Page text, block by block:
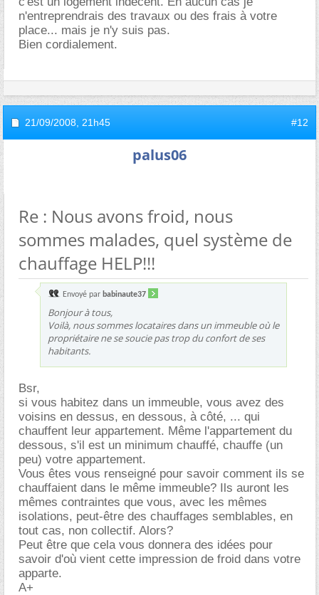
n'entreprendrais des travaux ou des frais à votre
place... mais je n'y suis pas.
Bien cordialement.
21/09/2008, 21h45 #12
palus06
Re : Nous avons froid, nous
sommes malades, quel système de
chauffage HELP!!!
Envoyé par babinaute37
Bonjour à tous,
Voilà, nous sommes locataires dans un immeuble où le
propriétaire ne se soucie pas trop du confort de ses
habitants.
Bsr,
si vous habitez dans un immeuble, vous avez des
voisins en dessus, en dessous, à côté, ... qui
chauffent leur appartement. Même l'appartement du
dessous, s'il est un minimum chauffé, chauffe (un
peu) votre appartement.
Vous êtes vous renseigné pour savoir comment ils se
chauffaient dans le même immeuble? Ils auront les
mêmes contraintes que vous, avec les mêmes
isolations, peut-être des chauffages semblables, en
tout cas, non collectif. Alors?
Peut être que cela vous donnera des idées pour
savoir d'où vient cette impression de froid dans votre
apparte.
A+